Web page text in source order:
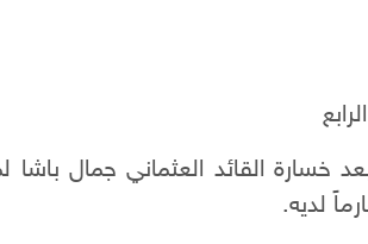
خسارة القائد العثماني جمال باشا
لديه.